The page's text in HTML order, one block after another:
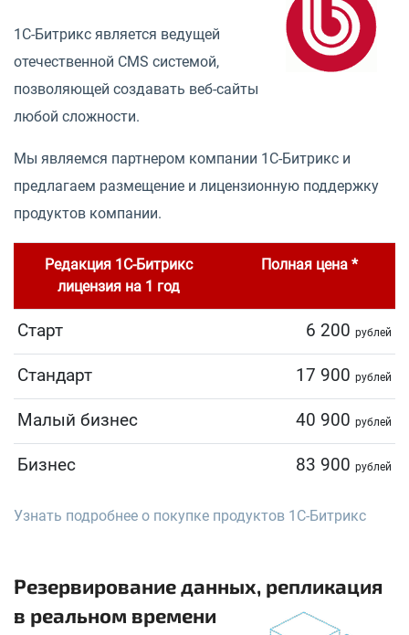
1С-Битрикс является ведущей
отечественной CMS системой,
позволяющей создавать веб-сайты
любой сложности.
Мы являемся партнером компании 1С-Битрикс и
предлагаем размещение и лицензионную поддержку
продуктов компании.
Редакция 1С-Битрикс
лицензия на 1 год
Полная цена *
Старт 6 200 рублей
Стандарт 17 900 рублей
Малый бизнес 40 900 рублей
Бизнес 83 900 рублей
Узнать подробнее о покупке продуктов 1С-Битрикс
Резервирование данных, репликация
в реальном времени